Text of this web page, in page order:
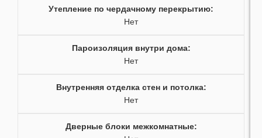
45
46
47
48
49
29
30
32
33
Утепление по чердачному перекрытию:
Нет
Пароизоляция внутри дома:
Нет
Внутренняя отделка стен и потолка:
Нет
Дверные блоки межкомнатные: